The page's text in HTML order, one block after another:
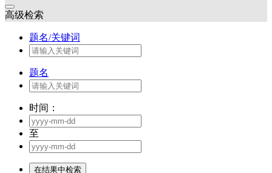
高级检索
题名/关键词
题名
时间：
至